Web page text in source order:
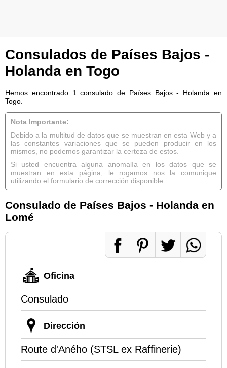
Consulados de Países Bajos -
Holanda en Togo
Hemos encontrado 1 consulado de Países Bajos - Holanda en
Togo.
Nota Importante:
Debido a la multitud de datos que se muestran en esta Web y a
las constantes variaciones que se pueden producir en los
mismos, no podemos garantizar la certeza de estos.
Si usted encuentra alguna anomalía en los datos que se
muestran en esta página, le rogamos nos la comunique
utilizando el formulario de corrección disponible.
Consulado de Países Bajos - Holanda en
Lomé
Oficina
Consulado
Dirección
Route d'Aného (STSL ex Raffinerie)